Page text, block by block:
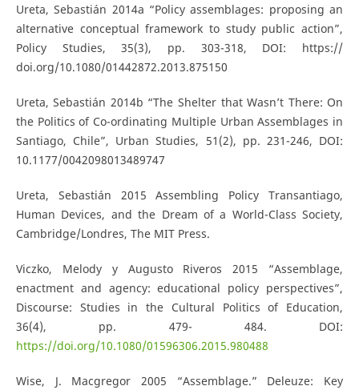
Ureta, Sebastián 2014a “Policy assemblages: proposing an
alternative conceptual framework to study public action”,
Policy Studies, 35(3), pp. 303-318, DOI: https://
doi.org/10.1080/01442872.2013.875150
Ureta, Sebastián 2014b “The Shelter that Wasn’t There: On
the Politics of Co-ordinating Multiple Urban Assemblages in
Santiago, Chile”, Urban Studies, 51(2), pp. 231-246, DOI:
10.1177/0042098013489747
Ureta, Sebastián 2015 Assembling Policy Transantiago,
Human Devices, and the Dream of a World-Class Society,
Cambridge/Londres, The MIT Press.
Viczko, Melody y Augusto Riveros 2015 “Assemblage,
enactment and agency: educational policy perspectives”,
Discourse: Studies in the Cultural Politics of Education,
36(4), pp. 479- 484. DOI:
https://doi.org/10.1080/01596306.2015.980488
Wise, J. Macgregor 2005 “Assemblage.” Deleuze: Key